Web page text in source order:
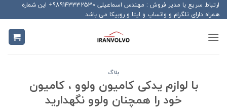
Skip
to
content
ارتباط سریع با مدیر فروش : مهندس اسماعیلی 989143332530+ این شماره
همراه دارای تلگرام و واتساپ و ایتا و روبیکا می باشد
بلاگ
با لوازم یدکی کامیون ولوو ، کامیون
خود را همچنان ولوو نگهدارید